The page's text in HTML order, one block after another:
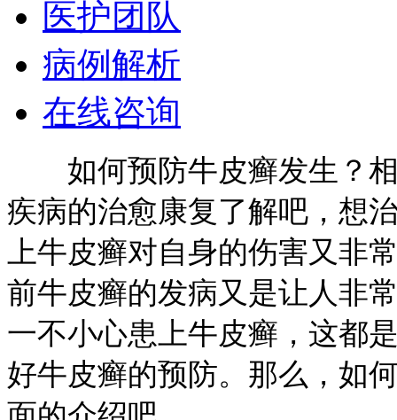
医护团队
病例解析
在线咨询
如何预防牛皮癣发生？相
疾病的治愈康复了解吧，想
上牛皮癣对自身的伤害又非
前牛皮癣的发病又是让人非
一不小心患上牛皮癣，这都
好牛皮癣的预防。那么，如